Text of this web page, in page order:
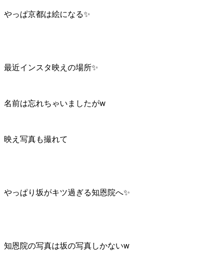
やっぱ京都は絵になる✨
最近インスタ映えの場所✨
名前は忘れちゃいましたがw
映え写真も撮れて
やっぱり坂がキツ過ぎる知恩院へ✨
知恩院の写真は坂の写真しかないw